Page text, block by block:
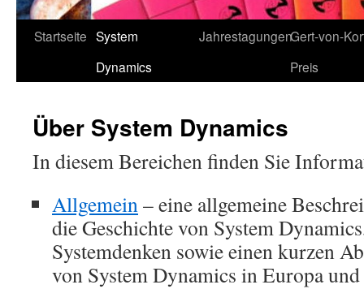
Zum
Startseite System
Dynamics
JahrestagungenGert-von-
Preis
Über System Dynamics
In diesem Bereichen finden Sie
Allgemein– eine allgemeine
die Geschichte von System
Systemdenken sowie einen kurzen
von System Dynamics in Europa